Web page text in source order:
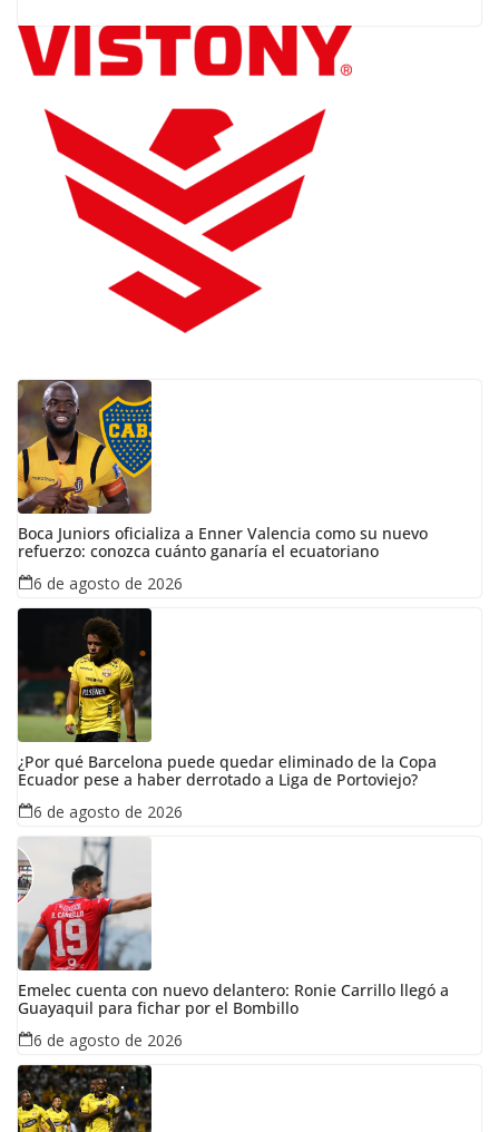
Boca Juniors oficializa a Enner Valencia como su nuevo
refuerzo: conozca cuánto ganaría el ecuatoriano
6 de agosto de 2026
¿Por qué Barcelona puede quedar eliminado de la Copa
Ecuador pese a haber derrotado a Liga de Portoviejo?
6 de agosto de 2026
Emelec cuenta con nuevo delantero: Ronie Carrillo llegó a
Guayaquil para fichar por el Bombillo
6 de agosto de 2026